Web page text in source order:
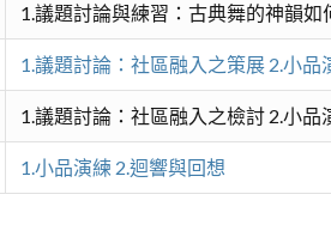
1.議題討論與練習：古典舞的神韻如
1.議題討論：社區融入之策展 2.小品
1.議題討論：社區融入之檢討 2.小品
1.小品演練 2.迴響與回想